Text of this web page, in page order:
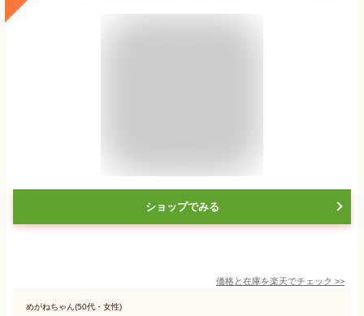
ショップでみる
価格と在庫を楽天でチェック >>
めがねちゃん(50代・女性)